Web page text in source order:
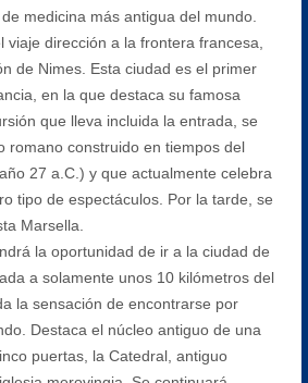
medicina más antigua del mundo.
viaje dirección a la frontera francesa,
de Nimes. Esta ciudad es el primer
en la que destaca su famosa
que lleva incluida la entrada, se
romano construido en tiempos del
27 a.C.) y que actualmente celebra
tipo de espectáculos. Por la tarde, se
Marsella.
la oportunidad de ir a la ciudad de
a solamente unos 10 kilómetros del
la sensación de encontrarse por
Destaca el núcleo antiguo de una
puertas, la Catedral, antiguo